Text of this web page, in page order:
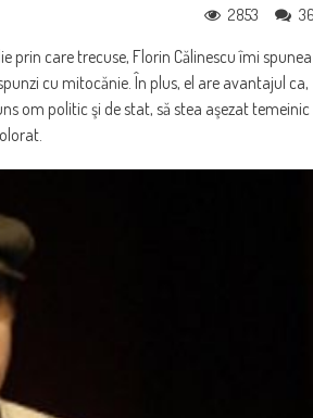
2853
prin care trecuse, Florin Călinescu îmi spunea
cu mitocănie. În plus, el are avantajul ca,
om politic şi de stat, să stea aşezat temeinic